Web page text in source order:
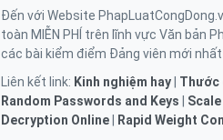
Đến với Website
toàn MIỄN PHÍ trên lĩnh vực Văn bản
các bài kiểm điểm Đảng viên mới nhất
Liên kết link: Kinh nghiệm hay Thước
Random Passwords and Keys
Decryption Online
Rapid Weight